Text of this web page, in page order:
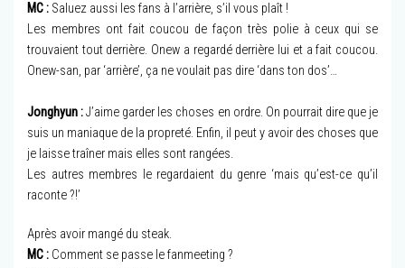
MC : Saluez aussi les fans à l’arrière, s’il vous plaît !
Les membres ont fait coucou de façon très polie à ceux qui se
trouvaient tout derrière. Onew a regardé derrière lui et a fait coucou.
Onew-san, par ‘arrière’, ça ne voulait pas dire ‘dans ton dos’…
Jonghyun :J’aime garder les choses en ordre. On pourrait dire que je
suis un maniaque de la propreté. Enfin, il peut y avoir des choses que
je laisse traîner mais elles sont rangées.
Les autres membres le regardaient du genre ‘mais qu’est-ce qu’il
raconte ?!’
Après avoir mangé du steak.
MC : Comment se passe le fanmeeting ?